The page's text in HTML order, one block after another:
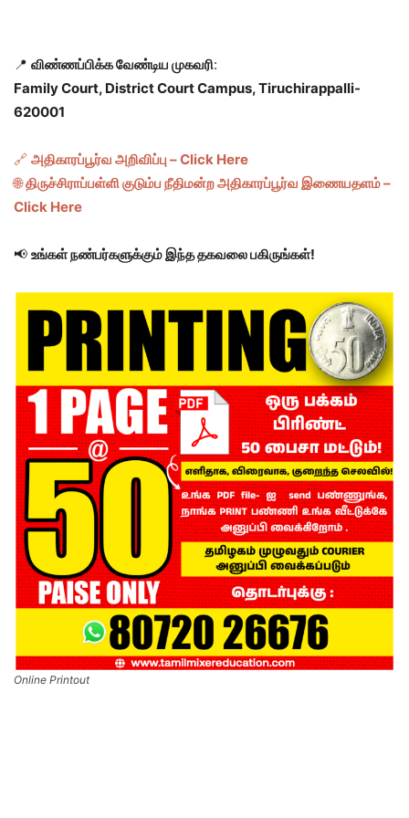
📍 விண்ணப்பிக்க வேண்டிய முகவரி:
Family Court, District Court Campus, Tiruchirappalli-
620001
🔗 அதிகாரப்பூர்வ அறிவிப்பு – Click Here
🌐திருச்சிராப்பள்ளி குடும்ப நீதிமன்ற அதிகாரப்பூர்வ இணையதளம் –
Click Here
📢 உங்கள் நண்பர்களுக்கும் இந்த தகவலை பகிருங்கள்!
Online Printout